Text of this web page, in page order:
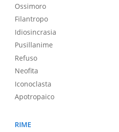
Ossimoro
Filantropo
Idiosincrasia
Pusillanime
Refuso
Neofita
Iconoclasta
Apotropaico
RIME